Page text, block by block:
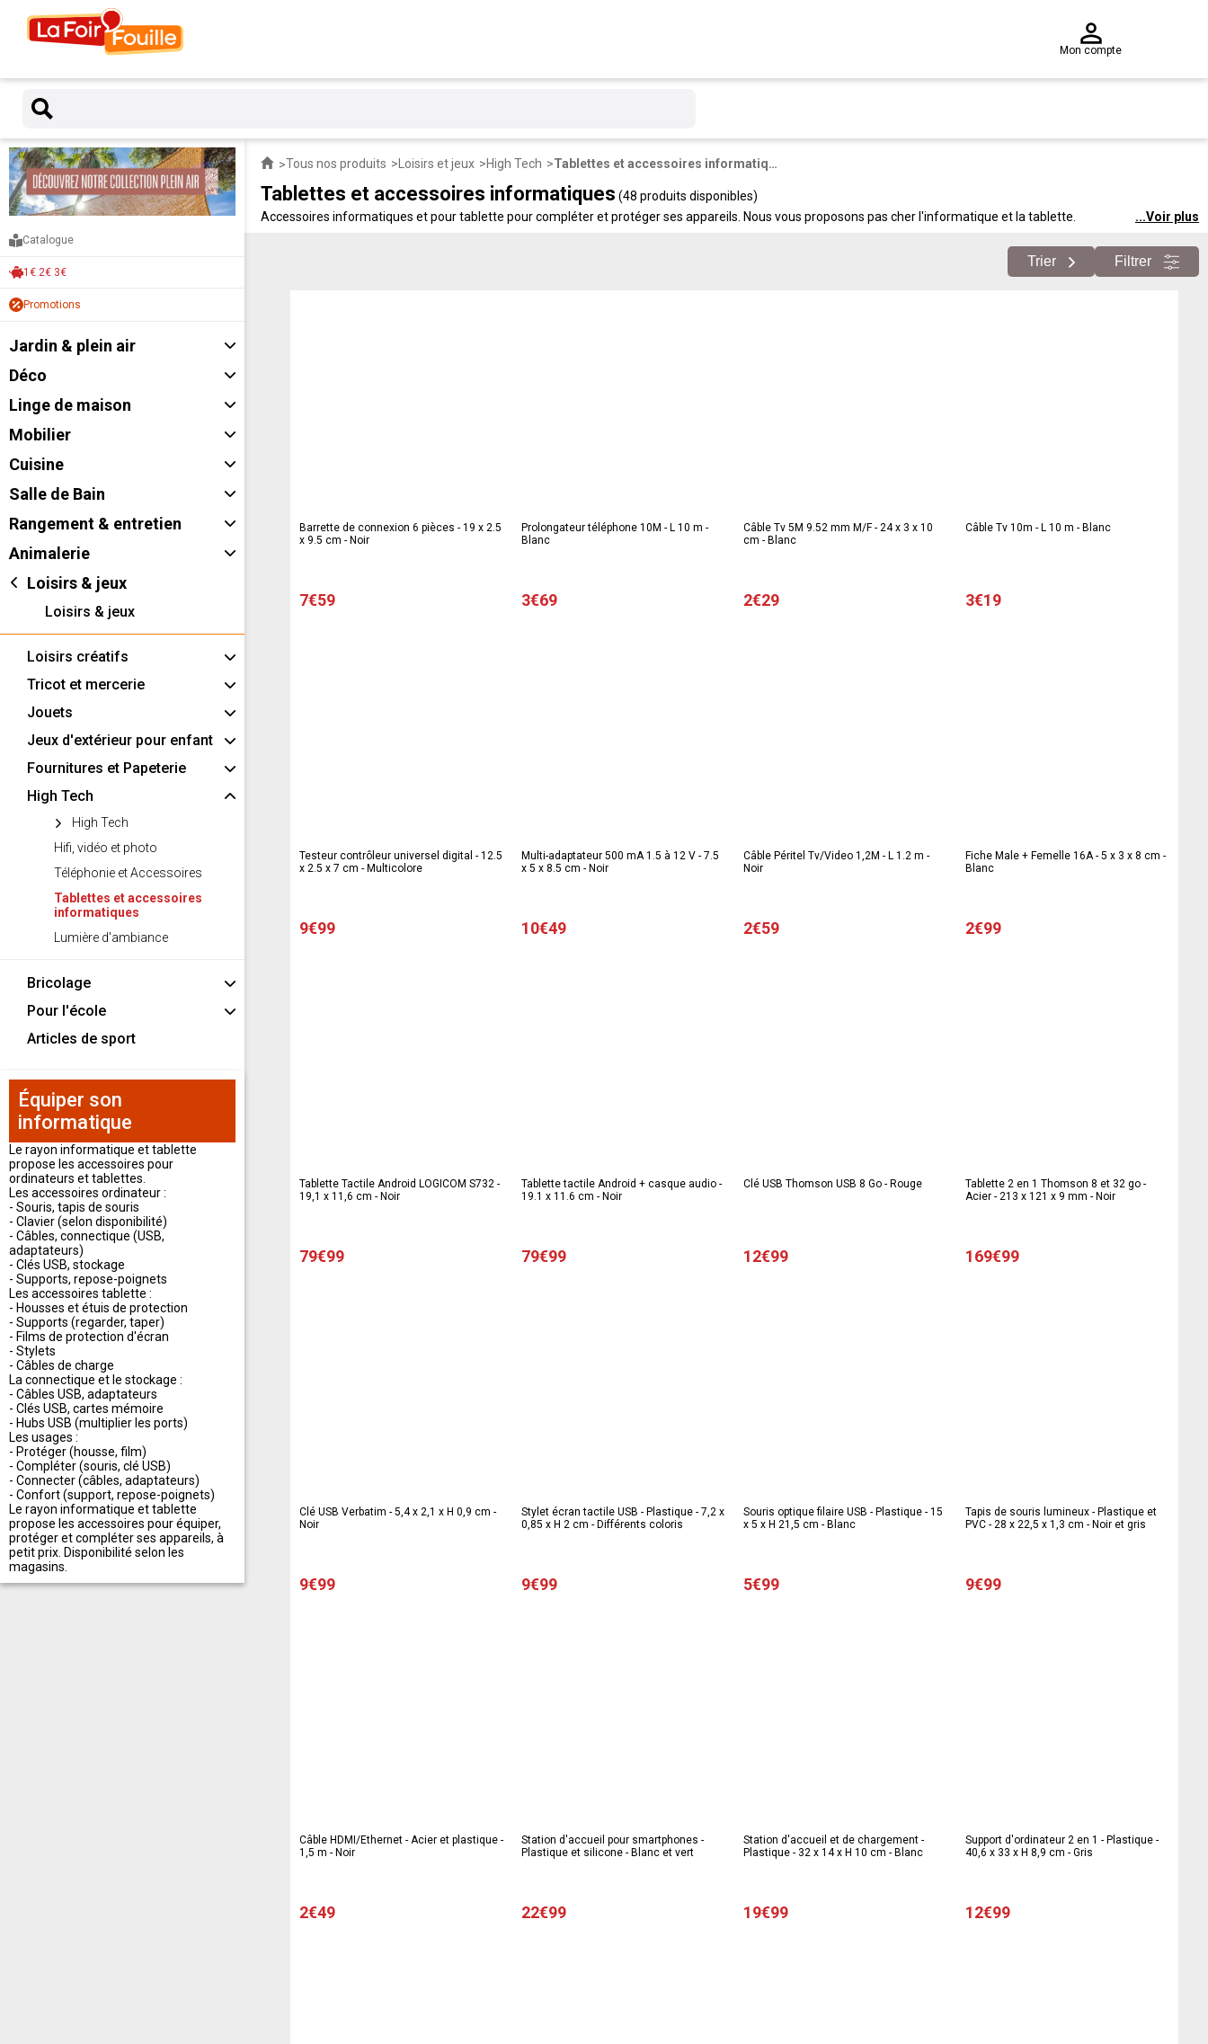
Mon compte
Catalogue
1€ 2€ 3€
Promotions
Jardin & plein air
Déco
Linge de maison
Mobilier
Cuisine
Salle de Bain
Rangement & entretien
Animalerie
Loisirs & jeux
Loisirs & jeux
Loisirs créatifs
Tricot et mercerie
Jouets
Jeux d'extérieur pour enfant
Fournitures et Papeterie
High Tech
High Tech
Hifi, vidéo et photo
Téléphonie et Accessoires
Tablettes et accessoires
informatiques
Lumière d'ambiance
Bricolage
Pour l'école
Articles de sport
Équiper son
informatique
Le rayon informatique et tablette
propose les accessoires pour
ordinateurs et tablettes.
Les accessoires ordinateur :
- Souris, tapis de souris
- Clavier (selon disponibilité)
- Câbles, connectique (USB,
adaptateurs)
- Clés USB, stockage
- Supports, repose-poignets
Les accessoires tablette :
- Housses et étuis de protection
- Supports (regarder, taper)
- Films de protection d'écran
- Stylets
- Câbles de charge
La connectique et le stockage :
- Câbles USB, adaptateurs
- Clés USB, cartes mémoire
- Hubs USB (multiplier les ports)
Les usages :
- Protéger (housse, film)
- Compléter (souris, clé USB)
- Connecter (câbles, adaptateurs)
- Confort (support, repose-poignets)
Le rayon informatique et tablette
propose les accessoires pour équiper,
protéger et compléter ses appareils, à
petit prix. Disponibilité selon les
magasins.
Tous nos produits Loisirs et jeux High Tech Tablettes et accessoires informatiques
Tablettes et accessoires informatiques (48 produits disponibles)
Accessoires informatiques et pour tablette pour compléter et protéger ses appareils. Nous vous proposons pas cher l'informatique et la tablette.
...Voir plus
Trier Filtrer
Barrette de connexion 6 pièces - 19 x 2.5
x 9.5 cm - Noir
7€59
Prolongateur téléphone 10M - L 10 m -
Blanc
3€69
Câble Tv 5M 9.52 mm M/F - 24 x 3 x 10
cm - Blanc
2€29
Câble Tv 10m - L 10 m - Blanc
3€19
Testeur contrôleur universel digital - 12.5
x 2.5 x 7 cm - Multicolore
9€99
Multi-adaptateur 500 mA 1.5 à 12 V - 7.5
x 5 x 8.5 cm - Noir
10€49
Câble Péritel Tv/Video 1,2M - L 1.2 m -
Noir
2€59
Fiche Male + Femelle 16A - 5 x 3 x 8 cm -
Blanc
2€99
Tablette Tactile Android LOGICOM S732 -
19,1 x 11,6 cm - Noir
79€99
Tablette tactile Android + casque audio -
19.1 x 11.6 cm - Noir
79€99
Clé USB Thomson USB 8 Go - Rouge
12€99
Tablette 2 en 1 Thomson 8 et 32 go -
Acier - 213 x 121 x 9 mm - Noir
169€99
Clé USB Verbatim - 5,4 x 2,1 x H 0,9 cm -
Noir
9€99
Stylet écran tactile USB - Plastique - 7,2 x
0,85 x H 2 cm - Différents coloris
9€99
Souris optique filaire USB - Plastique - 15
x 5 x H 21,5 cm - Blanc
5€99
Tapis de souris lumineux - Plastique et
PVC - 28 x 22,5 x 1,3 cm - Noir et gris
9€99
Câble HDMI/Ethernet - Acier et plastique -
1,5 m - Noir
2€49
Station d'accueil pour smartphones -
Plastique et silicone - Blanc et vert
22€99
Station d'accueil et de chargement -
Plastique - 32 x 14 x H 10 cm - Blanc
19€99
Support d'ordinateur 2 en 1 - Plastique -
40,6 x 33 x H 8,9 cm - Gris
12€99